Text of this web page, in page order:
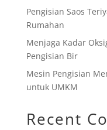
Pengisian Saos
Rumahan
Menjaga Kadar
Pengisian Bir
Mesin Pengisian
untuk UMKM
Recent